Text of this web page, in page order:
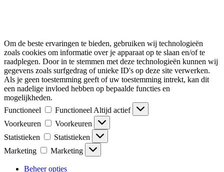
Om de beste ervaringen te bieden, gebruiken wij technologieën
zoals cookies om informatie over je apparaat op te slaan en/of te
raadplegen. Door in te stemmen met deze technologieën kunnen wij
gegevens zoals surfgedrag of unieke ID's op deze site verwerken.
Als je geen toestemming geeft of uw toestemming intrekt, kan dit
een nadelige invloed hebben op bepaalde functies en
mogelijkheden.
Functioneel
Functioneel Altijd actief
Voorkeuren
Voorkeuren
Statistieken
Statistieken
Marketing
Marketing
Beheer opties